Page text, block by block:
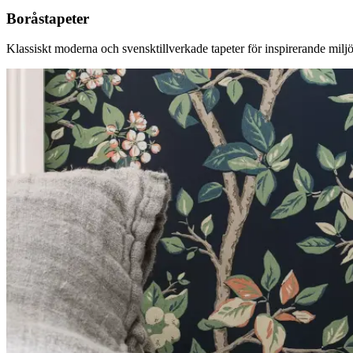
Boråstapeter
Klassiskt moderna och svensktillverkade tapeter för inspirerande